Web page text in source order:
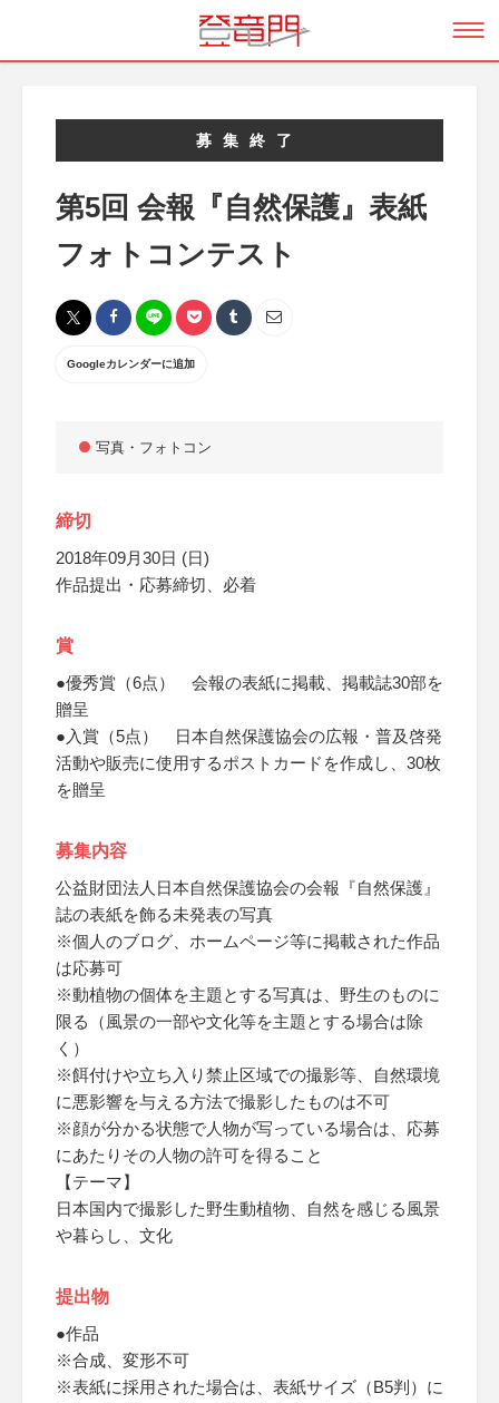
募集終了
第5回 会報『自然保護』表紙
フォトコンテスト
Googleカレンダーに追加
写真・フォトコン
締切
2018年09月30日 (日)
作品提出・応募締切、必着
賞
●優秀賞（6点） 会報の表紙に掲載、掲載誌30部を
贈呈
●入賞（5点） 日本自然保護協会の広報・普及啓発
活動や販売に使用するポストカードを作成し、30枚
を贈呈
募集内容
公益財団法人日本自然保護協会の会報『自然保護』
誌の表紙を飾る未発表の写真
※個人のブログ、ホームページ等に掲載された作品
は応募可
※動植物の個体を主題とする写真は、野生のものに
限る（風景の一部や文化等を主題とする場合は除
く）
※餌付けや立ち入り禁止区域での撮影等、自然環境
に悪影響を与える方法で撮影したものは不可
※顔が分かる状態で人物が写っている場合は、応募
にあたりその人物の許可を得ること
【テーマ】
日本国内で撮影した野生動植物、自然を感じる風景
や暮らし、文化
提出物
●作品
※合成、変形不可
※表紙に採用された場合は、表紙サイズ（B5判）に